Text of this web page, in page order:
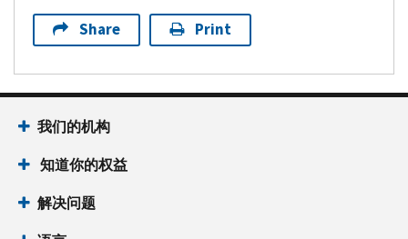
Share Print
我们的机构
知道你的权益
解决问题